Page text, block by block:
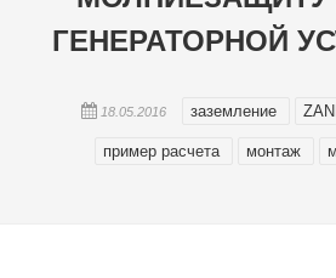
ГЕНЕРАТОРНОЙ
18.05.2016 заземление
пример расчета монтаж